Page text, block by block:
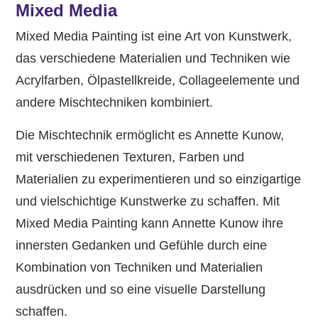
Mixed Media
Mixed Media Painting ist eine Art von Kunstwerk,
das verschiedene Materialien und Techniken wie
Acrylfarben, Ölpastellkreide, Collageelemente und
andere Mischtechniken kombiniert.
Die Mischtechnik ermöglicht es Annette Kunow,
mit verschiedenen Texturen, Farben und
Materialien zu experimentieren und so einzigartige
und vielschichtige Kunstwerke zu schaffen. Mit
Mixed Media Painting kann Annette Kunow ihre
innersten Gedanken und Gefühle durch eine
Kombination von Techniken und Materialien
ausdrücken und so eine visuelle Darstellung
schaffen.